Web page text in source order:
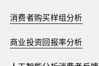
消费者购买样组分析
商业投资回报率分析